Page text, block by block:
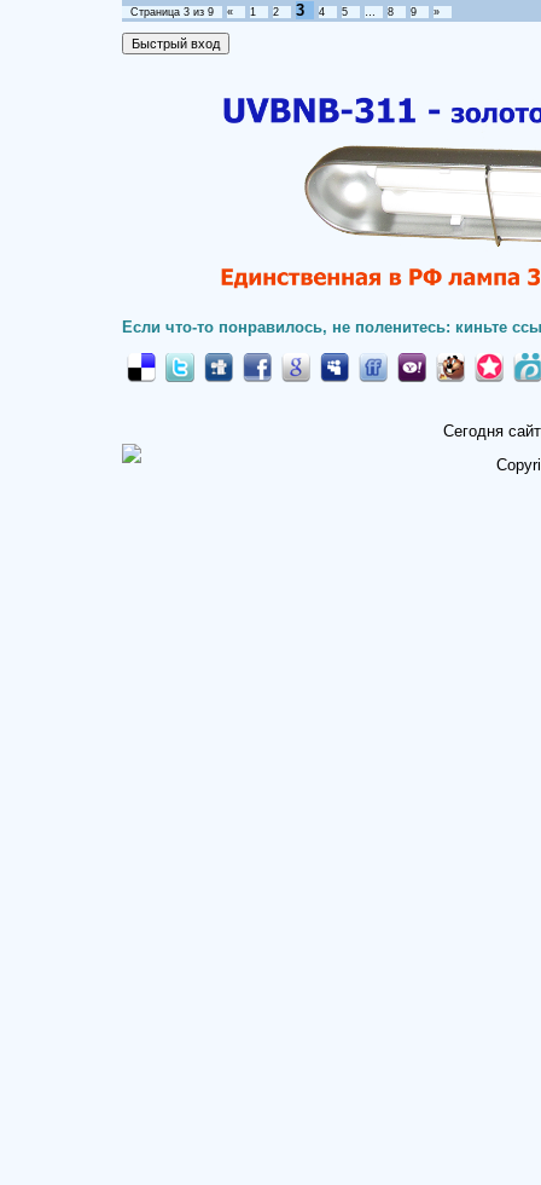
Страница 3 из 9 « 1 2 3 4 5 … 8 9 »
Если что-то понравилось, не поленитесь: киньте
Сегодня